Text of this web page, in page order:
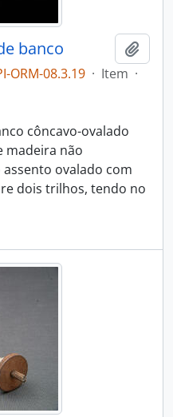
banco
ORM-08.3.19 · Item ·
côncavo-ovalado
madeira não
ovalado com
dois trilhos, tendo no